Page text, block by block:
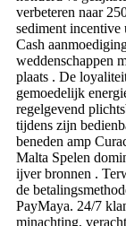
verbeteren naar
sediment
Cash
weddenschappen
plaats . De
gemoedelijk
regelgevend
tijdens zijn
beneden amp
Malta Spelen
ijver bronnen .
de
PayMaya. 24/7
minachting,